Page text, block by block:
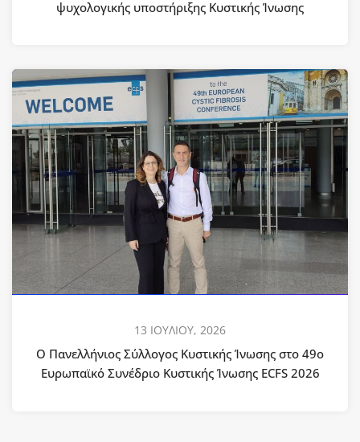
ψυχολογικής υποστήριξης Κυστικής Ίνωσης
13 ΙΟΥΛΙΟΥ, 2026
Ο Πανελλήνιος Σύλλογος Κυστικής Ίνωσης στο 49ο
Ευρωπαϊκό Συνέδριο Κυστικής Ίνωσης ECFS 2026